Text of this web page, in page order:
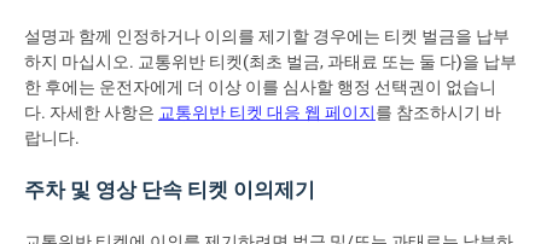
설명과 함께 인정하거나 이의를 제기할 경우에는 티켓 벌금을 납부
하지 마십시오. 교통위반 티켓(최초 벌금, 과태료 또는 둘 다)을 납부
한 후에는 운전자에게 더 이상 이를 심사할 행정 선택권이 없습니
다. 자세한 사항은 교통위반 티켓 대응 웹 페이지를 참조하시기 바
랍니다.
주차 및 영상 단속 티켓 이의제기